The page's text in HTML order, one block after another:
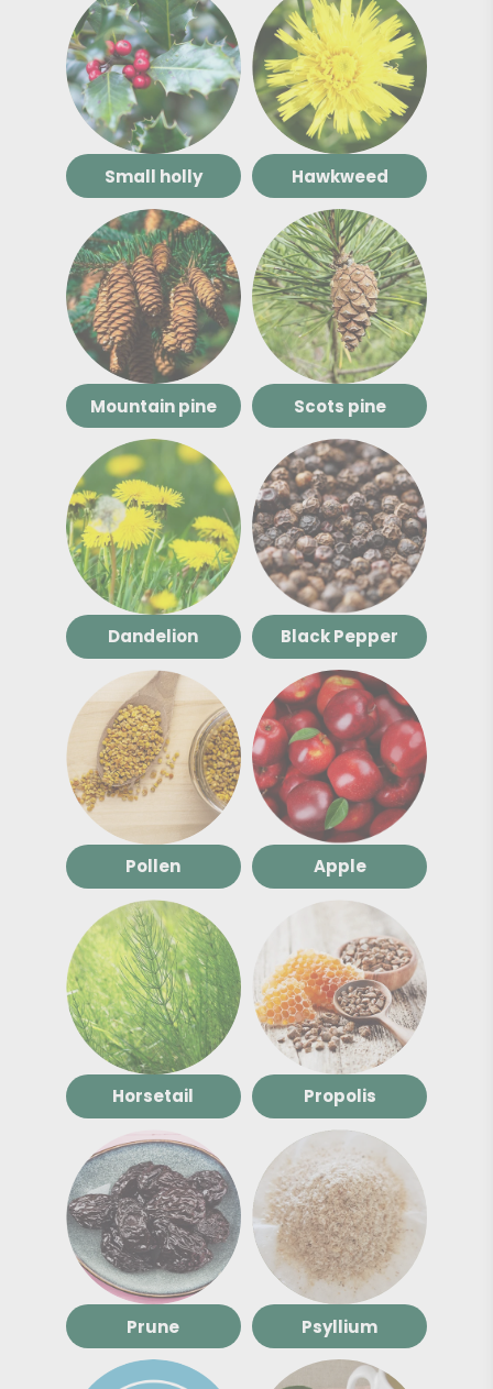
Small holly Hawkweed
Mountain pine Scots pine
Dandelion Black Pepper
Pollen Apple
Horsetail Propolis
Prune Psyllium